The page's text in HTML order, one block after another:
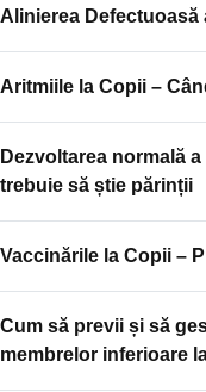
Alinierea Defectuoasă
Aritmiile la Copii –
Dezvoltarea normală
trebuie să știe părinții
Vaccinările la Copii –
Cum să previi și să
membrelor inferioare